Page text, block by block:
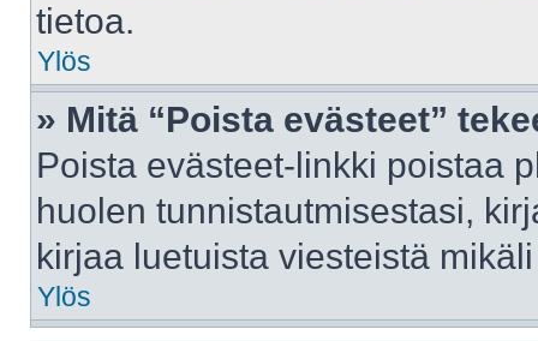
tietoa.
Ylös
» Mitä “Poista evästeet”
Poista evästeet-linkki poistaa
huolen tunnistautmisestasi,
kirjaa luetuista viesteistä
Ylös